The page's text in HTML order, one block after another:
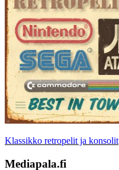
Klassikko retropelit ja konsolit
Mediapala.fi